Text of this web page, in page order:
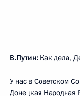
В.Путин: Как дела,
У нас в Советском
Донецкая Народная